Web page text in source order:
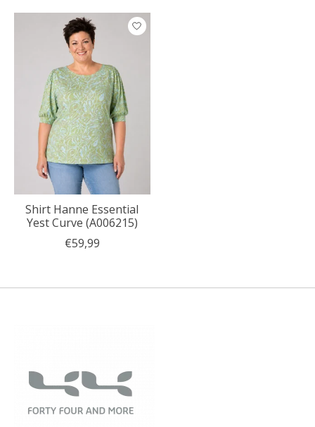
Shirt Hanne Essential
Yest Curve (A006215)
€59,99